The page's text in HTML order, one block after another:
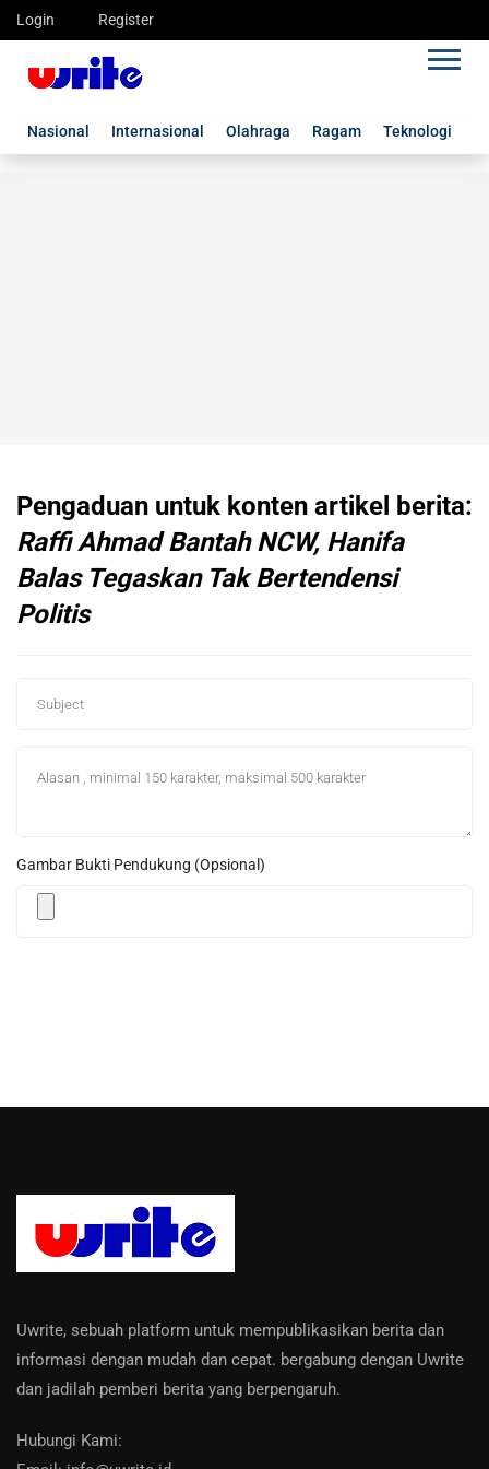
Login Register
Nasional Internasional Olahraga Ragam Teknologi
Pengaduan untuk konten artikel berita:
Raffi Ahmad Bantah NCW, Hanifa
Balas Tegaskan Tak Bertendensi
Politis
Gambar Bukti Pendukung (Opsional)
Uwrite, sebuah platform untuk mempublikasikan berita dan
informasi dengan mudah dan cepat. bergabung dengan Uwrite
dan jadilah pemberi berita yang berpengaruh.
Hubungi Kami: